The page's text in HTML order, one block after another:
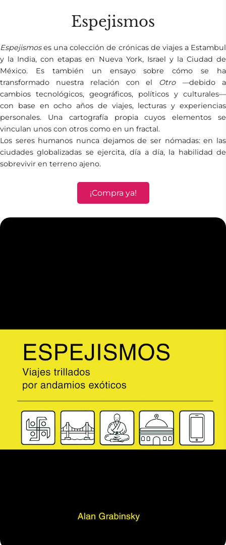
Espejismos
Espejismoses una colección de crónicas de viajes a Estambul
y la India, con etapas en Nueva York, Israel y la Ciudad de
México. Es también un ensayo sobre cómo se ha
transformado nuestra relación con el Otro —debido a
cambios tecnológicos, geográficos, políticos y culturales—
con base en ocho años de viajes, lecturas y experiencias
personales. Una cartografía propia cuyos elementos se
vinculan unos con otros como en un fractal.
Los seres humanos nunca dejamos de ser nómadas: en las
ciudades globalizadas se ejercita, día a día, la habilidad de
sobrevivir en terreno ajeno.
¡Compra ya!